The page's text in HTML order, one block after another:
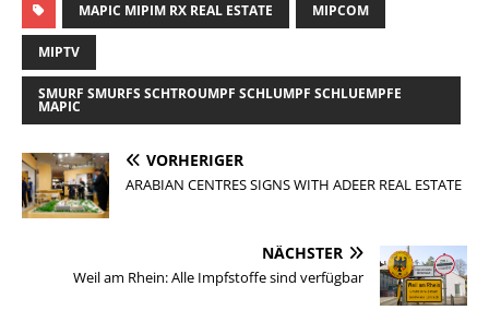
MAPIC MIPIM RX REAL ESTATE MIPCOM
MIPTV
SMURF SMURFS SCHTROUMPF SCHLUMPF SCHLUEMPFE
MAPIC
VORHERIGER
ARABIAN CENTRES SIGNS WITH ADEER REAL ESTATE
NÄCHSTER
Weil am Rhein: Alle Impfstoffe sind verfügbar